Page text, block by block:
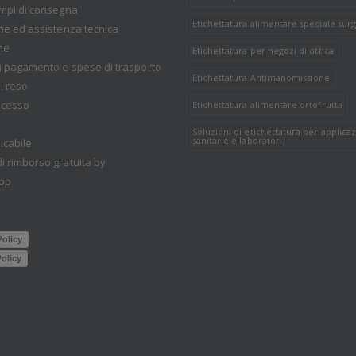
di consegna
ed assistenza tecnica
pagamento e spese di trasporto
reso
rimborso gratuita by
Etichettatura alimentare speciale
Etichettatura per negozi di ottica
Etichettatura Antimanomissione
Etichettatura alimentare ortofrutta
Soluzioni di etichettatura per
sanitarie e laboratori